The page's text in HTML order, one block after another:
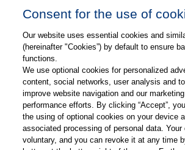
Karriere
Kontakt
Web-Semniare
Anwenderberichte
Partner
Consent for the use of
Our website uses essential cookies and
(hereinafter "Cookies”) by default to ensure
functions.
We use optional cookies for personalized
content, social networks, user analysis and
improve website navigation and our
performance efforts. By clicking “Accept”,
the using of optional cookies on your device
associated processing of personal data. Your
voluntary, and you can revoke it at any time